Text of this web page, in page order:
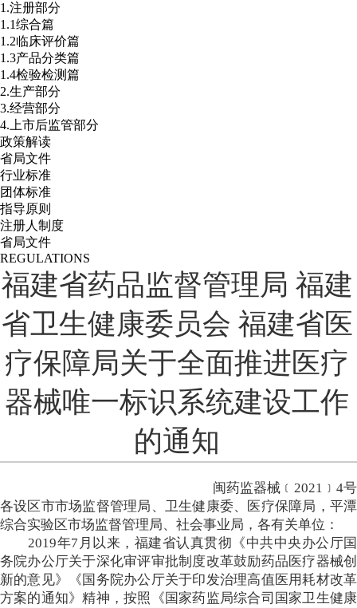
1.注册部分
1.1综合篇
1.2临床评价篇
1.3产品分类篇
1.4检验检测篇
2.生产部分
3.经营部分
4.上市后监管部分
政策解读
省局文件
行业标准
团体标准
指导原则
注册人制度
省局文件
REGULATIONS
福建省药品监督管理局 福建
省卫生健康委员会 福建省医
疗保障局关于全面推进医疗
器械唯一标识系统建设工作
的通知
闽药监器械﹝2021﹞4号
各设区市市场监督管理局、卫生健康委、医疗保障局，平潭
综合实验区市场监督管理局、社会事业局，各有关单位：
2019年7月以来，福建省认真贯彻《中共中央办公厅国
务院办公厅关于深化审评审批制度改革鼓励药品医疗器械创
新的意见》《国务院办公厅关于印发治理高值医用耗材改革
方案的通知》精神，按照《国家药监局综合司国家卫生健康